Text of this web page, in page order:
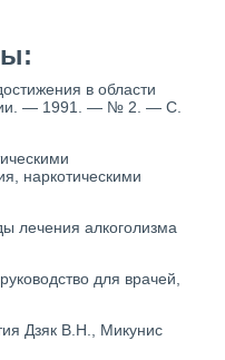
в области
— 1991. — № 2. — С.
наркотическими
лечения алкоголизма
для врачей,
Дзяк В.Н., Микунис